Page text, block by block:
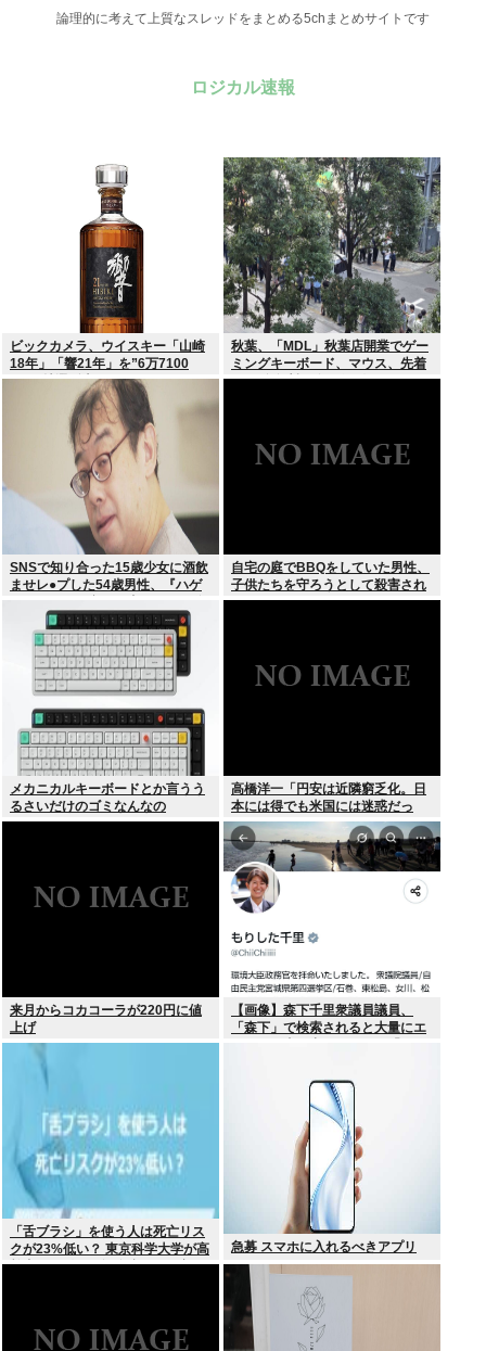
論理的に考えて上質なスレッドをまとめる5chまとめサイトです
ロジカル速報
ビックカメラ、ウイスキー「山崎
18年」「響21年」を”6万7100
円”で抽選販売
秋葉、「MDL」秋葉店開業でゲー
ミングキーボード、マウス、先着
1000名無料配布で行列。まだいけ
SNSで知り合った15歳少女に酒飲
ませレ●プした54歳男性、『ハゲ
かどうか』で意見が真っ二つに分
かれる
自宅の庭でBBQをしていた男性、
子供たちを守ろうとして殺害され
てしまう
メカニカルキーボードとか言うう
るさいだけのゴミなんなの
高橋洋一「円安は近隣窮乏化。日
本には得でも米国には迷惑だっ
た」
来月からコカコーラが220円に値
上げ
【画像】森下千里衆議員議員、
「森下」で検索されると大量にエ
「舌ブラシ」を使う人は死亡リス
クが23%低い？ 東京科学大学が高
齢者9676人を6年追跡した研究を
急募 スマホに入れるべきアプリ